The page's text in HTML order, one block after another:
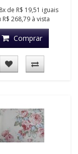
de R$ 19,51 iguais
R$ 268,79 à vista
Comprar